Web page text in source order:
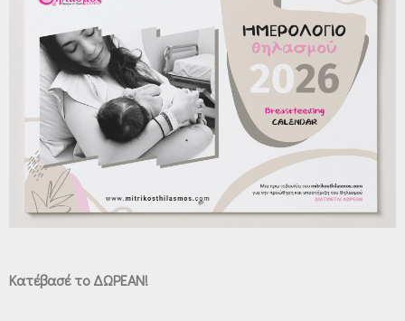
Κατέβασέ το ΔΩΡΕΑΝ!